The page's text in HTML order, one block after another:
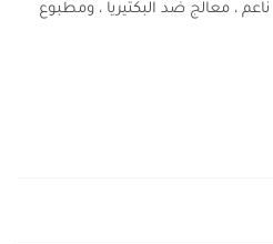
، معالج ضد البكتيريا ، ومطبوع